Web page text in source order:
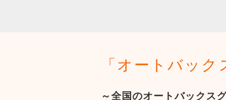
「オートバッ
～全国のオートバックス